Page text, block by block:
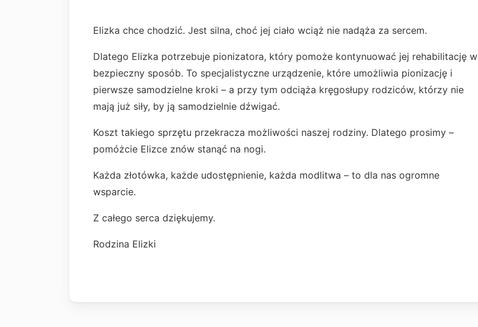
Elizka chce chodzić. Jest silna, choć jej ciało wciąż nie nadąża za sercem.
Dlatego Elizka potrzebuje pionizatora, który pomoże kontynuować jej rehabilitację w
bezpieczny sposób. To specjalistyczne urządzenie, które umożliwia pionizację i
pierwsze samodzielne kroki – a przy tym odciąża kręgosłupy rodziców, którzy nie
mają już siły, by ją samodzielnie dźwigać.
Koszt takiego sprzętu przekracza możliwości naszej rodziny. Dlatego prosimy –
pomóżcie Elizce znów stanąć na nogi.
Każda złotówka, każde udostępnienie, każda modlitwa – to dla nas ogromne
wsparcie.
Z całego serca dziękujemy.
Rodzina Elizki